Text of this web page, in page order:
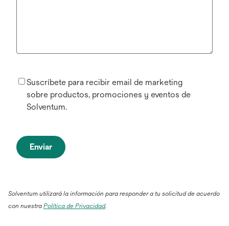
Suscríbete para recibir email de marketing
sobre productos, promociones y eventos de
Solventum.
Enviar
Solventum utilizará la información para responder a tu solicitud de acuerdo
con nuestra Política de Privacidad.